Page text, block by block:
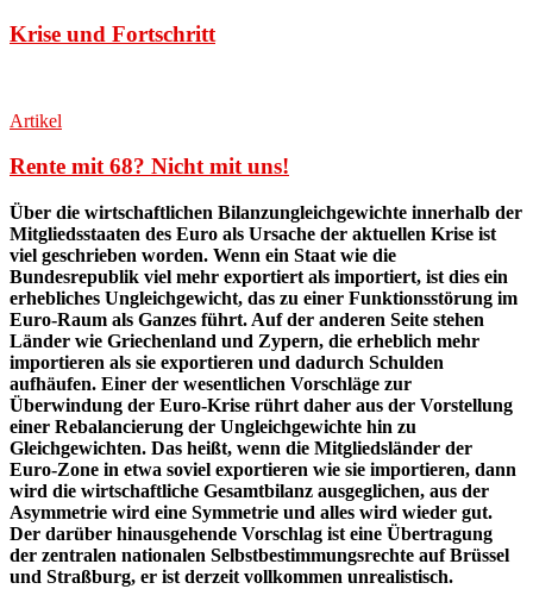
Krise und Fortschritt
Artikel
Rente mit 68? Nicht mit uns!
Über die wirtschaftlichen Bilanzungleichgewichte innerhalb der
Mitgliedsstaaten des Euro als Ursache der aktuellen Krise ist
viel geschrieben worden. Wenn ein Staat wie die
Bundesrepublik viel mehr exportiert als importiert, ist dies ein
erhebliches Ungleichgewicht, das zu einer Funktionsstörung im
Euro-Raum als Ganzes führt. Auf der anderen Seite stehen
Länder wie Griechenland und Zypern, die erheblich mehr
importieren als sie exportieren und dadurch Schulden
aufhäufen. Einer der wesentlichen Vorschläge zur
Überwindung der Euro-Krise rührt daher aus der Vorstellung
einer Rebalancierung der Ungleichgewichte hin zu
Gleichgewichten. Das heißt, wenn die Mitgliedsländer der
Euro-Zone in etwa soviel exportieren wie sie importieren, dann
wird die wirtschaftliche Gesamtbilanz ausgeglichen, aus der
Asymmetrie wird eine Symmetrie und alles wird wieder gut.
Der darüber hinausgehende Vorschlag ist eine Übertragung
der zentralen nationalen Selbstbestimmungsrechte auf Brüssel
und Straßburg, er ist derzeit vollkommen unrealistisch.